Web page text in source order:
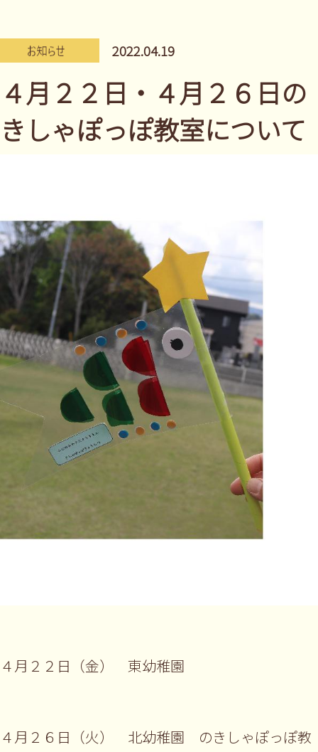
2022.04.19
４月２２日・４月２６日の
きしゃぽっぽ教室について
４月２２日（金） 東幼稚園
４月２６日（火） 北幼稚園 のきしゃぽっぽ教